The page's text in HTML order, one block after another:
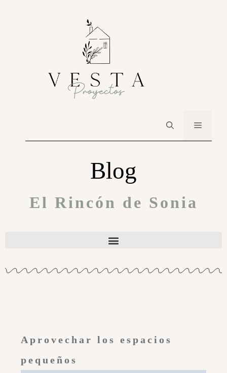
Blog
El Rincón de Sonia
Aprovechar los espacios
pequeños